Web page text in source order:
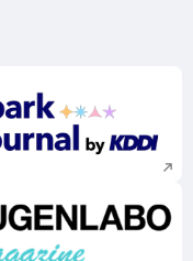
新規ウィンドウで
新規ウィンドウで